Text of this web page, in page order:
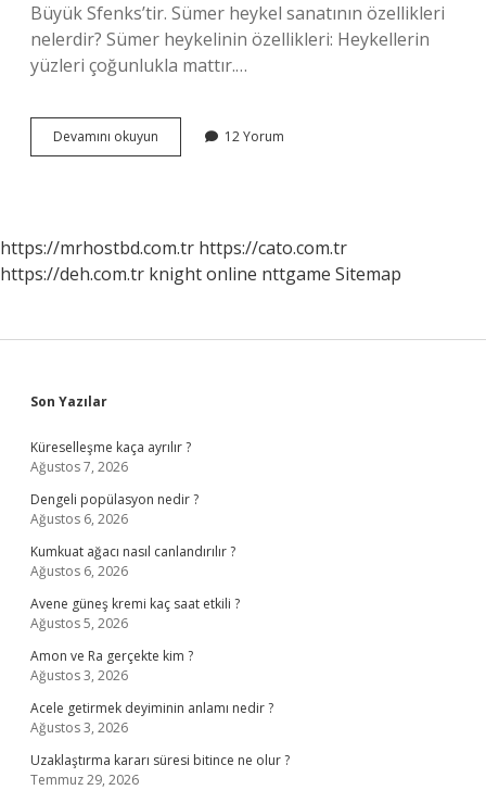
Büyük Sfenks’tir. Sümer heykel sanatının özellikleri
nelerdir? Sümer heykelinin özellikleri: Heykellerin
yüzleri çoğunlukla mattır.…
Devamını okuyun
Heykel
12 Yorum
https://mrhostbd.com.tr https://cato.com.tr
https://deh.com.tr knight online nttgame Sitemap
Sidebar
Son Yazılar
Küreselleşme kaça ayrılır ?
Ağustos 7, 2026
Dengeli popülasyon nedir ?
Ağustos 6, 2026
Kumkuat ağacı nasıl canlandırılır ?
Ağustos 6, 2026
Avene güneş kremi kaç saat etkili ?
Ağustos 5, 2026
Amon ve Ra gerçekte kim ?
Ağustos 3, 2026
Acele getirmek deyiminin anlamı nedir ?
Ağustos 3, 2026
Uzaklaştırma kararı süresi bitince ne olur ?
Temmuz 29, 2026